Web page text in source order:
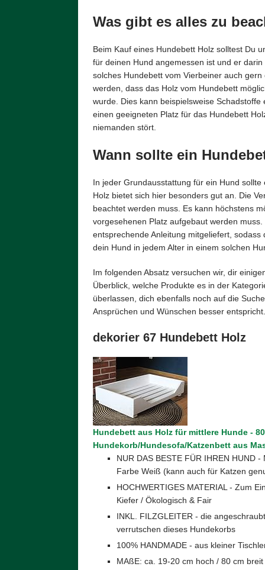
Was gibt es alles zu
Beim Kauf eines Hundebett Holz solltest Du
für deinen Hund angemessen ist und er
solches Hundebett vom Vierbeiner auch
werden, dass das Holz vom Hundebett
wurde. Dies kann beispielsweise
einen geeigneten Platz für das Hundebett
niemanden stört.
Wann sollte ein
In jeder Grundausstattung für ein Hund
Holz bietet sich hier besonders gut an. Die
beachtet werden muss. Es kann höchstens
vorgesehenen Platz aufgebaut werden
entsprechende Anleitung mitgeliefert,
dein Hund in jedem Alter in einem solchen
Im folgenden Absatz versuchen wir, dir
Überblick, welche Produkte es in der
überlassen, dich ebenfalls noch auf die
Ansprüchen und Wünschen besser entspricht.
dekorier 67 Hundebett Holz
Hundebett aus Holz für mittlere Hunde -
Hundekorb/Hundesofa/Katzenbett aus
NUR DAS BESTE FÜR IHREN HUND
Farbe Weiß (kann auch für Katzen
HOCHWERTIGES MATERIAL - Zum
Kiefer / Ökologisch & Fair
INKL. FILZGLEITER - die
verrutschen dieses Hundekorbs
100% HANDMADE - aus kleiner
MAßE: ca. 19-20 cm hoch / 80 cm